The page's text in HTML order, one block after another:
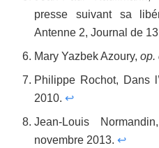
presse suivant sa
Antenne 2, Journal de
Mary Yazbek Azoury,op.
Philippe Rochot, Dans
2010. ↩
Jean-Louis
novembre 2013. ↩